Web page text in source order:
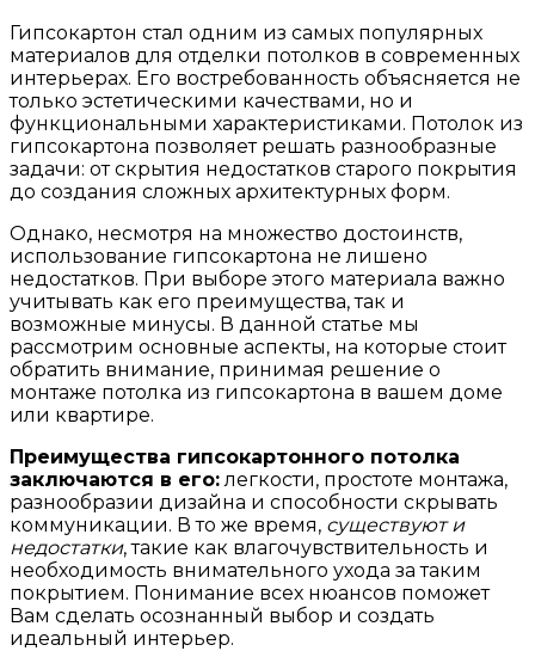
Гипсокартон стал одним из самых популярных
материалов для отделки потолков в современных
интерьерах. Его востребованность объясняется не
только эстетическими качествами, но и
функциональными характеристиками. Потолок из
гипсокартона позволяет решать разнообразные
задачи: от скрытия недостатков старого покрытия
до создания сложных архитектурных форм.
Однако, несмотря на множество достоинств,
использование гипсокартона не лишено
недостатков. При выборе этого материала важно
учитывать как его преимущества, так и
возможные минусы. В данной статье мы
рассмотрим основные аспекты, на которые стоит
обратить внимание, принимая решение о
монтаже потолка из гипсокартона в вашем доме
или квартире.
Преимущества гипсокартонного потолка
заключаются в его:легкости, простоте монтажа,
разнообразии дизайна и способности скрывать
коммуникации. В то же время, существуют и
недостатки, такие как влагочувствительность и
необходимость внимательного ухода за таким
покрытием. Понимание всех нюансов поможет
Вам сделать осознанный выбор и создать
идеальный интерьер.